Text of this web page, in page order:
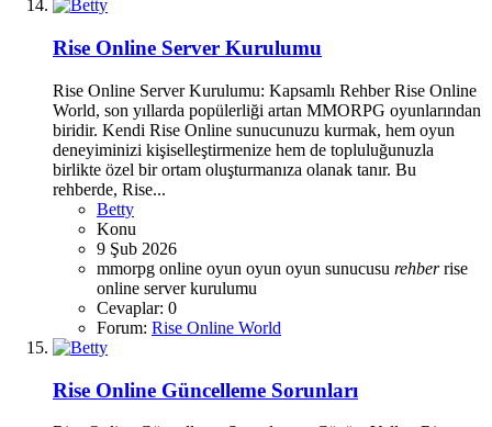
Rise Online Server Kurulumu
Rise Online Server Kurulumu: Kapsamlı Rehber Rise Online
World, son yıllarda popülerliği artan MMORPG oyunlarından
biridir. Kendi Rise Online sunucunuzu kurmak, hem oyun
deneyiminizi kişiselleştirmenize hem de topluluğunuzla
birlikte özel bir ortam oluşturmanıza olanak tanır. Bu
rehberde, Rise...
Betty
Konu
9 Şub 2026
mmorpg online oyun oyun oyun sunucusu rehber rise
online server kurulumu
Cevaplar: 0
Forum: Rise Online World
Rise Online Güncelleme Sorunları